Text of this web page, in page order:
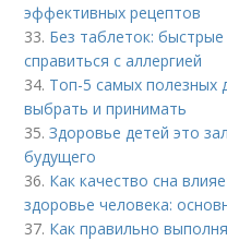
эффективных рецептов
33. Без таблеток:
справиться с аллергией
34. Топ-5 самых полезных
выбрать и принимать
35.Здоровье детей это
будущего
36. Как качество сна
здоровье человека:
37. Как правильно